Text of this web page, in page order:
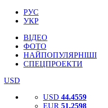
РУС
УКР
ВІДЕО
ФОТО
НАЙПОПУЛЯРНІШІ
СПЕЦПРОЕКТИ
USD
USD 44.4559
EUR 51.2598